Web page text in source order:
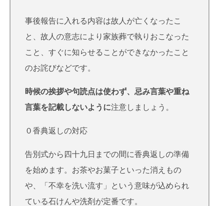
事後報告に入れる内容は故人が亡くなったこ
と、故人の意志により家族葬で執りおこなった
こと、すぐに知らせることができなかったこと
のお詫びなどです。
時候の挨拶や句読点は使わず、忌み言葉や重ね
言葉を記載しないように注意しましょう。
０香典返しの対応
告別式から四十九日までの間に香典返しの準備
を始めます。お茶やお菓子といった消えもの
や、「不幸を洗い流す」という意味が込められ
ている石けんや洗剤が定番です。